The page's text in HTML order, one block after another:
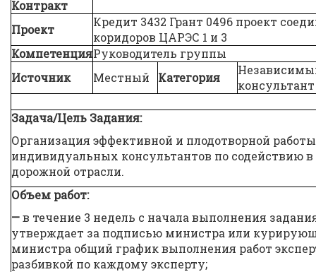
Контракт
Проект
Кредит 3432 Грант 0496 проект
коридоров ЦАРЭС 1 и 3
КомпетенцияРуководитель группы
Источник
Местный Категория
консультант
Задача/Цель Задания:
Организация эффективной и плодотворной
индивидуальных консультантов по содействию
дорожной отрасли.
Объем работ:
—в течение 3 недель с начала выполнения
утверждает за подписью министра или
министра общий график выполнения работ
разбивкой по каждому эксперту;